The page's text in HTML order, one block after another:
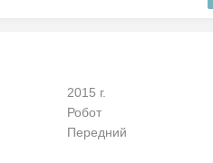
2015 г.
Робот
Передний